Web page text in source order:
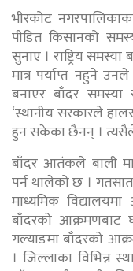
भीरकोट
पीडित किसानको
सुनाए । राष्ट्रिय
मात्र पर्याप्त नहुने
बनाएर बाँदर समस्या
‘स्थानीय सरकारले
हुन सकेका छैनन् । त्यसैले
बाँदर आतंकले बाली
पर्न थालेको छ ।
माध्यमिक
बाँदरको आक्रमणबाट
गल्याङमा बाँदरको
। जिल्लाका विभिन्न